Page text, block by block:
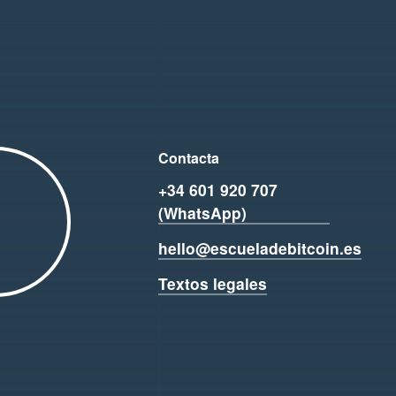
Contacta
+34 601 920 707
(WhatsApp)
hello@escueladebitcoin.es
Textos legales